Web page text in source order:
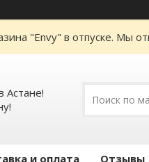
"Envy" в отпуске. Мы
Астане!
и оплата Отзывы